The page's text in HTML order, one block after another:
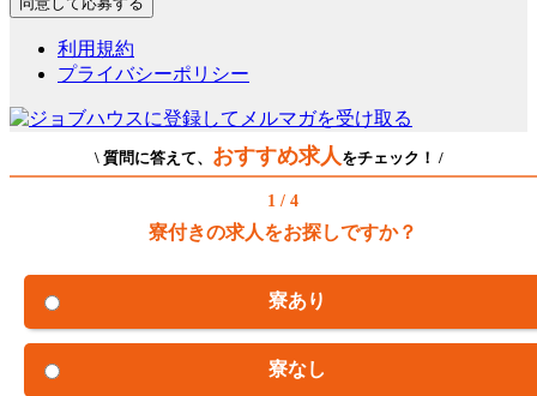
利用規約
プライバシーポリシー
\ 質問に答えて、 おすすめ求人 をチェック！ /
1 / 4
寮付きの求人をお探しですか？
寮あり
寮なし